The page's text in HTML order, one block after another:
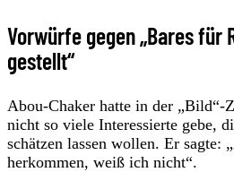
Vorwürfe gegen „Bares für
gestellt“
Abou-Chaker hatte in der „Bild“-
nicht so viele Interessierte gebe,
schätzen lassen wollen. Er sagte:
herkommen, weiß ich nicht“.